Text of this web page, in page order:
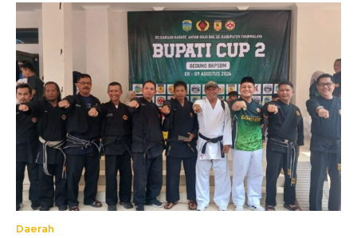
Daerah